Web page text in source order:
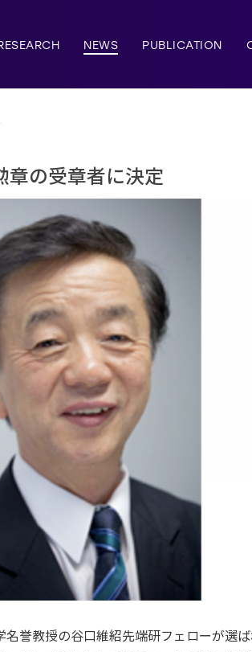
NEWS PUBLICATION
章の受章者に決定
誉教授の谷口維紹先端研フェローが選